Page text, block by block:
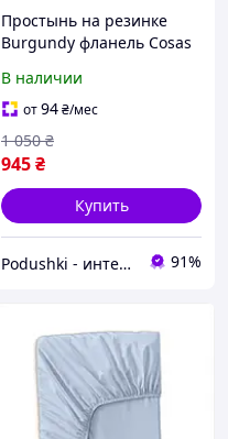
Простынь на резинке
Burgundy фланель Cosas
В наличии
от94₴/мес
945₴
1 050 ₴
Купить
Podushki - интернет-магазин Подушки 91%